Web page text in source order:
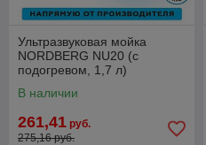
Ультразвуковая мойка
NORDBERG NU20 (с
подогревом, 1,7 л)
В наличии
261,41 руб.
275,16 руб.